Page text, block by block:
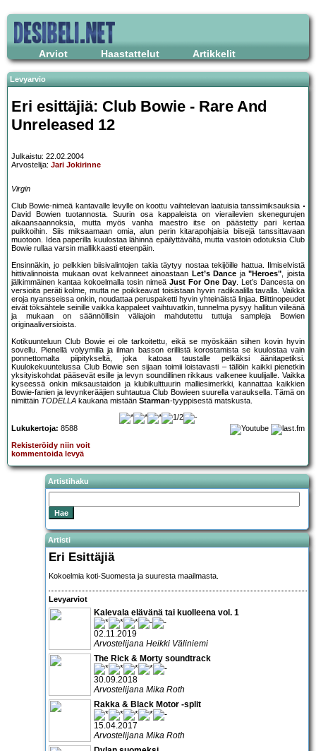
Arviot Haastattelut Artikkelit
Levyarvio
Eri esittäjiä: Club Bowie - Rare And
Unreleased 12
Julkaistu: 22.02.2004
Arvostelija: Jari Jokirinne
Virgin
Club Bowie-nimeä kantavalle levylle on koottu vaihtelevan laatuisia tanssimiksauksia
David Bowien tuotannosta. Suurin osa kappaleista on vierailevien skenegurujen
aikaansaannoksia, mutta myös vanha maestro itse on päästetty pari kertaa
puikkoihin. Siis miksaamaan omia, alun perin kitarapohjaisia biisejä tanssittavaan
muotoon. Idea paperilla kuulostaa lähinnä epäilyttävältä, mutta vastoin odotuksia Club
Bowie rullaa varsin mallikkaasti eteenpäin.
Ensinnäkin, jo pelkkien biisivalintojen takia täytyy nostaa tekijöille hattua. Ilmiselvistä
hittivalinnoista mukaan ovat kelvanneet ainoastaan Let’s Dance ja"Heroes", joista
jälkimmäinen kantaa kokoelmalla tosin nimeä Just For One Day. Let’s Dancesta on
versioita peräti kolme, mutta ne poikkeavat toisistaan hyvin radikaalilla tavalla. Vaikka
eroja nyansseissa onkin, noudattaa peruspaketti hyvin yhteinäistä linjaa. Biittinopeudet
eivät töksähtele seinille vaikka kappaleet vaihtuvatkin, tunnelma pysyy hallitun viileänä
ja mukaan on säännöllisin väliajoin mahdutettu tuttuja sampleja Bowien
originaaliversioista.
Kotikuunteluun Club Bowie ei ole tarkoitettu, eikä se myöskään siihen kovin hyvin
sovellu. Pienellä volyymilla ja ilman basson erillistä korostamista se kuulostaa vain
ponnettomalta piipitykseltä, joka katoaa taustalle pelkäksi äänitapetiksi.
Kuulokekuuntelussa Club Bowie sen sijaan toimii loistavasti – tällöin kaikki pienetkin
yksityiskohdat pääsevät esille ja levyn soundillinen rikkaus valkenee kuulijalle. Vaikka
kyseessä onkin miksaustaidon ja klubikulttuurin malliesimerkki, kannattaa kaikkien
Bowie-fanien ja levynkerääjien suhtautua Club Bowieen suurella varauksella. Tämä on
nimittäin TODELLA kaukana mistään Starman-tyyppisestä matskusta.
Lukukertoja: 8588
Rekisteröidy niin voit
kommentoida levyä
Artistihaku
Artisti
Eri Esittäjiä
Kokoelmia koti-Suomesta ja suuresta maailmasta.
Levyarviot
Kalevala elävänä tai kuolleena vol. 1
02.11.2019
Arvostelijana Heikki Väliniemi
The Rick & Morty soundtrack
30.09.2018
Arvostelijana Mika Roth
Rakka & Black Motor -split
15.04.2017
Arvostelijana Mika Roth